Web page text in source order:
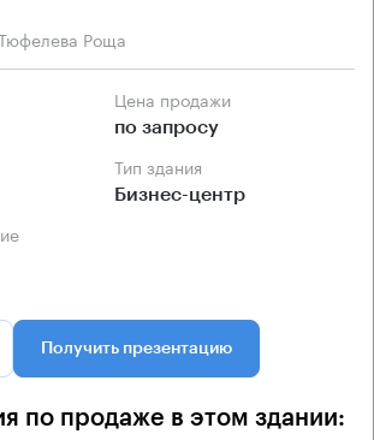
Роща
Цена продажи
по запросу
Тип здания
Бизнес-центр
Получить презентацию
по продаже в этом здании: